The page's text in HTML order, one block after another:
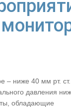
– ниже 40 мм рт.
давления
обладающие